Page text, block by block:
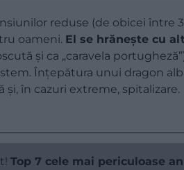
reduse (de obicei între
oameni. El se hrănește cu
și ca „caravela
Înțepătura unui dragon
și, în cazuri extreme, spitalizare.
Top 7 cele mai periculoase